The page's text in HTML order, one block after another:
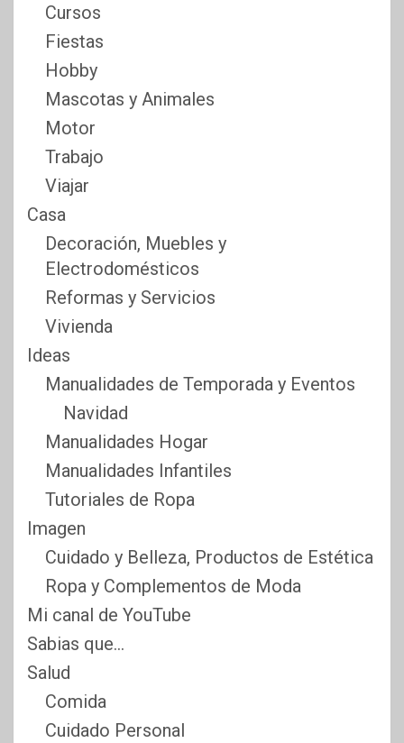
Cursos
Fiestas
Hobby
Mascotas y Animales
Motor
Trabajo
Viajar
Casa
Decoración, Muebles y
Electrodomésticos
Reformas y Servicios
Vivienda
Ideas
Manualidades de Temporada y Eventos
Navidad
Manualidades Hogar
Manualidades Infantiles
Tutoriales de Ropa
Imagen
Cuidado y Belleza, Productos de Estética
Ropa y Complementos de Moda
Mi canal de YouTube
Sabias que…
Salud
Comida
Cuidado Personal